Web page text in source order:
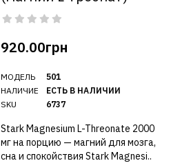
920.00грн
МОДЕЛЬ
НАЛИЧИЕ
SKU
501
ЕСТЬ В НАЛИЧИИ
6737
Stark Magnesium L-Threonate 2000
мг на порцию — магний для мозга,
сна и спокойствия Stark Magnesi..